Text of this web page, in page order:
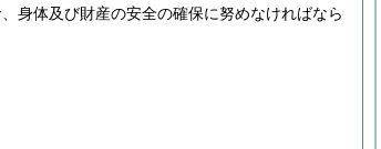
身体及び財産の安全の確保に努めなければなら